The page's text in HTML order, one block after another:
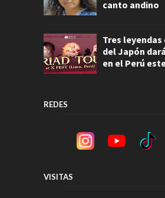
canto andino
Tres leyendas
del Japón
en el Perú
REDES
VISITAS